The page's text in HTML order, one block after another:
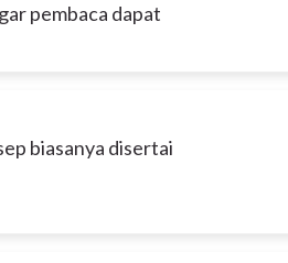
pembaca dapat
biasanya disertai